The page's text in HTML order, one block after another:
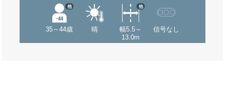
35～44歳
他
晴
幅5.5～
13.0m
他
信号なし